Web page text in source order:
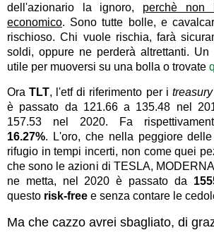
dell'azionario la ignoro, perchè non
economico. Sono tutte bolle, e
rischioso. Chi vuole rischia, farà
soldi, oppure ne perderà altrettanti. Un
utile per muoversi su una bolla o trovate
OraTLT, l'etf di riferimento per i treasury
è passato da 121.66 a 135.48 nel
157.53 nel 2020. Fa
16.27%. L'oro, che nella peggiore
rifugio in tempi incerti, non come quei
che sono le azioni di TESLA,
ne metta, nel 2020 è passato da
questo risk-free e senza contare le
Ma che cazzo avrei sbagliato, di